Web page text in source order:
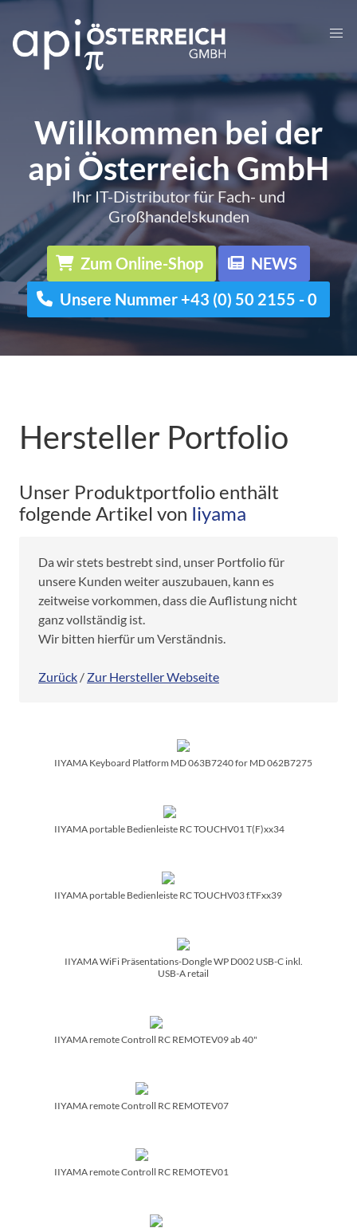
Willkommen bei der
api Österreich GmbH
Ihr IT-Distributor für Fach- und
Großhandelskunden
Zum Online-Shop
NEWS
Unsere Nummer +43 (0) 50 2155 - 0
Hersteller Portfolio
Unser Produktportfolio enthält
folgende Artikel von Iiyama
Da wir stets bestrebt sind, unser Portfolio für
unsere Kunden weiter auszubauen, kann es
zeitweise vorkommen, dass die Auflistung nicht
ganz vollständig ist.
Wir bitten hierfür um Verständnis.
Zurück / Zur Hersteller Webseite
IIYAMA Keyboard Platform MD 063B7240 for MD 062B7275
IIYAMA portable Bedienleiste RC TOUCHV01 T(F)xx34
IIYAMA portable Bedienleiste RC TOUCHV03 f.TFxx39
IIYAMA WiFi Präsentations-Dongle WP D002 USB-C inkl.
USB-A retail
IIYAMA remote Controll RC REMOTEV09 ab 40"
IIYAMA remote Controll RC REMOTEV07
IIYAMA remote Controll RC REMOTEV01